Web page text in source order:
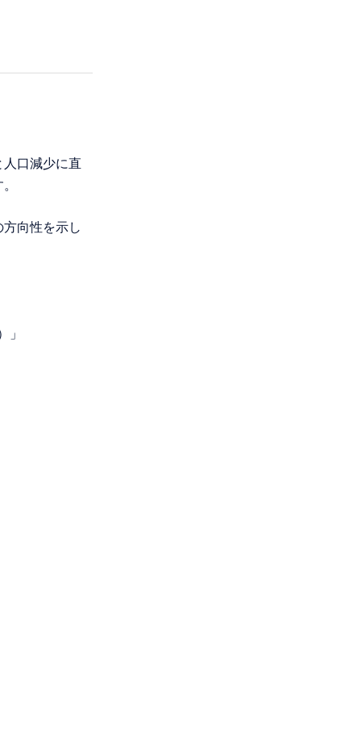
口減少に直
向性を示し
」